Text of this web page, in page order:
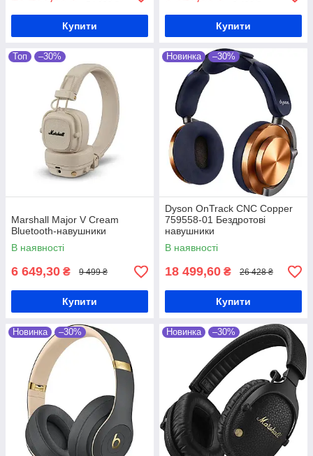
Купити Купити
Топ –30%
Marshall Major V Cream
Bluetooth-навушники
В наявності
6 649,30 ₴ 9 499 ₴
Купити
Новинка –30%
Dyson OnTrack CNC Copper
759558-01 Бездротові
навушники
В наявності
18 499,60 ₴ 26 428 ₴
Купити
Новинка –30% Новинка –30%